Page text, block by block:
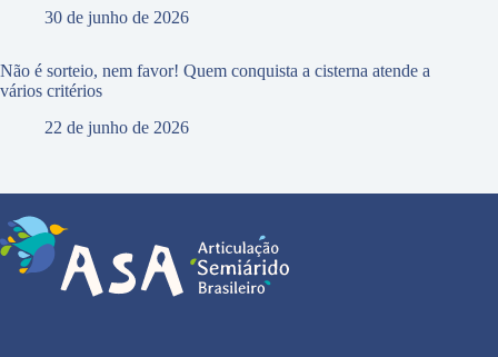
30 de junho de 2026
Não é sorteio, nem favor! Quem conquista a cisterna atende a
vários critérios
22 de junho de 2026